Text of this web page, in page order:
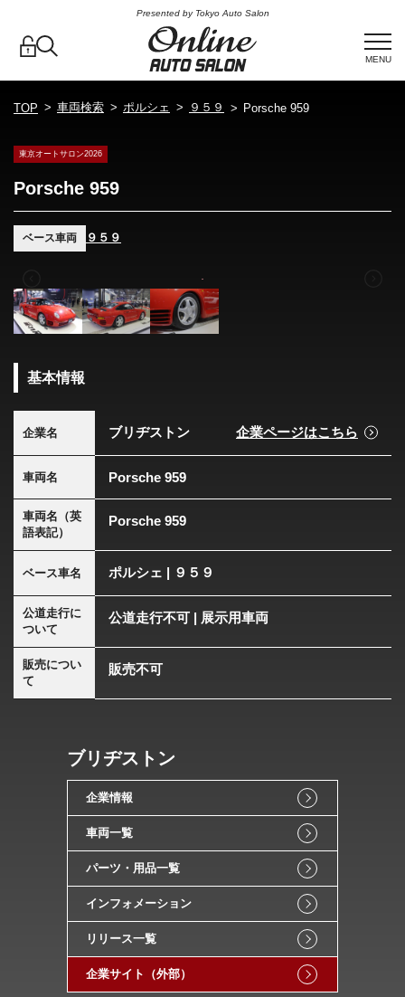
Presented by Tokyo Auto Salon
MENU
TOP 車両検索 ポルシェ ９５９ Porsche 959
東京オートサロン2026
Porsche 959
ベース車両 ９５９
基本情報
企業名 ブリヂストン 企業ページはこちら
車両名 Porsche 959
車両名（英
語表記）
Porsche 959
ベース車名 ポルシェ | ９５９
公道走行に
ついて
公道走行不可 | 展示用車両
販売につい
て
販売不可
ブリヂストン
企業情報
車両一覧
パーツ・用品一覧
インフォメーション
リリース一覧
企業サイト（外部）